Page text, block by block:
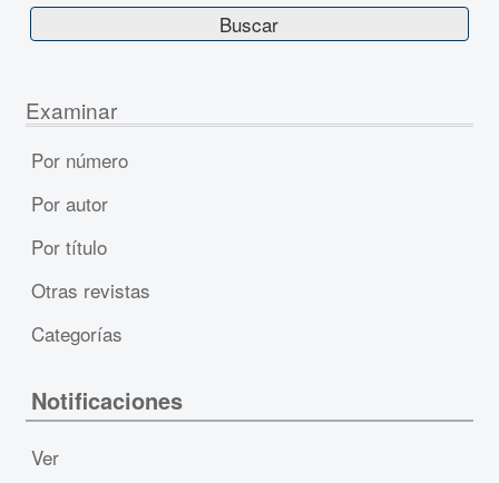
Examinar
Por número
Por autor
Por título
Otras revistas
Categorías
Notificaciones
Ver